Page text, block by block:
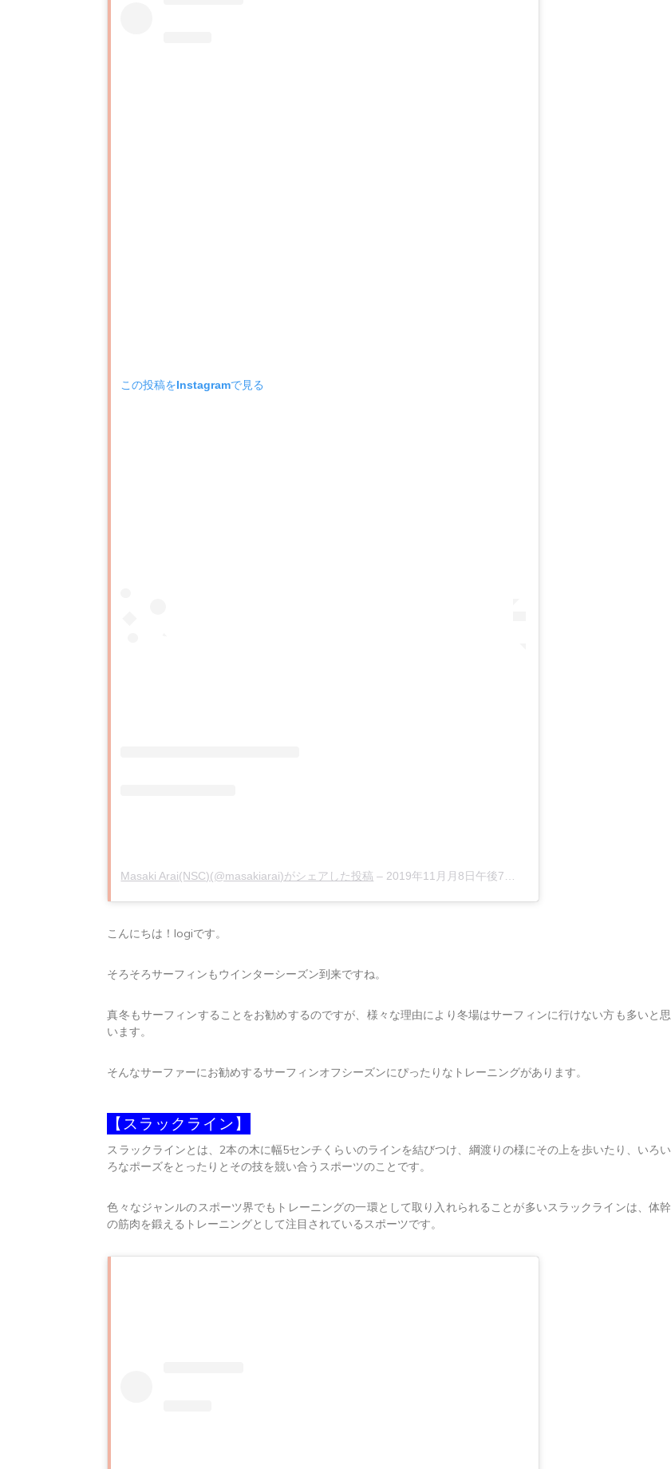
この投稿をInstagramで見る
Masaki Arai(NSC)(@masakiarai)がシェアした投稿 – 2019年11月月8日午後7時30分PST
こんにちは！logiです。
そろそろサーフィンもウインターシーズン到来ですね。
真冬もサーフィンすることをお勧めするのですが、様々な理由により冬場はサーフィンに行けない方も多いと思
います。
そんなサーファーにお勧めするサーフィンオフシーズンにぴったりなトレーニングがあります。
【スラックライン】
スラックラインとは、2本の木に幅5センチくらいのラインを結びつけ、綱渡りの様にその上を歩いたり、いろい
ろなポーズをとったりとその技を競い合うスポーツのことです。
色々なジャンルのスポーツ界でもトレーニングの一環として取り入れられることが多いスラックラインは、体幹
の筋肉を鍛えるトレーニングとして注目されているスポーツです。